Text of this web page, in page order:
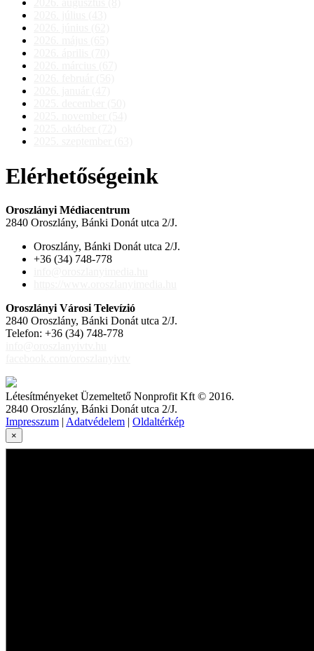
Elérhetőségeink
Oroszlányi Médiacentrum
2840 Oroszlány, Bánki Donát utca 2/J.
Oroszlány, Bánki Donát utca 2/J.
+36 (34) 748-778
Oroszlányi Városi Televízió
2840 Oroszlány, Bánki Donát utca 2/J.
Telefon: +36 (34) 748-778
Létesítményeket Üzemeltető Nonprofit Kft © 2016.
2840 Oroszlány, Bánki Donát utca 2/J.
Impresszum | Adatvédelem | Oldaltérkép
×